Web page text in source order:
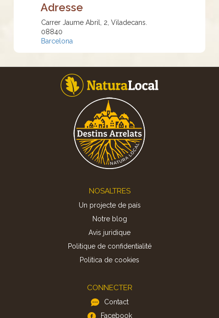
Adresse
Carrer Jaume Abril, 2, Viladecans.
08840
Barcelona
NOSALTRES
Un projecte de país
Notre blog
Avis juridique
Politique de confidentialité
Politica de cookies
CONNECTER
Contact
Facebook